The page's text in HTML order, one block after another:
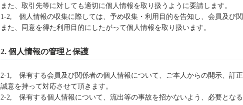
また、取引先等に対しても適切に個人情報を取り扱うように要請します。
1-2, 個人情報の収集に際しては、予め収集・利用目的を告知し、会員及び関
また、同意を得た利用目的にしたがって個人情報を取り扱います。
2. 個人情報の管理と保護
2-1, 保有する会員及び関係者の個人情報について、ご本人からの開示、訂
誠意を持って対応させて頂きます。
2-2, 保有する個人情報について、流出等の事故を招かないよう、必要となる